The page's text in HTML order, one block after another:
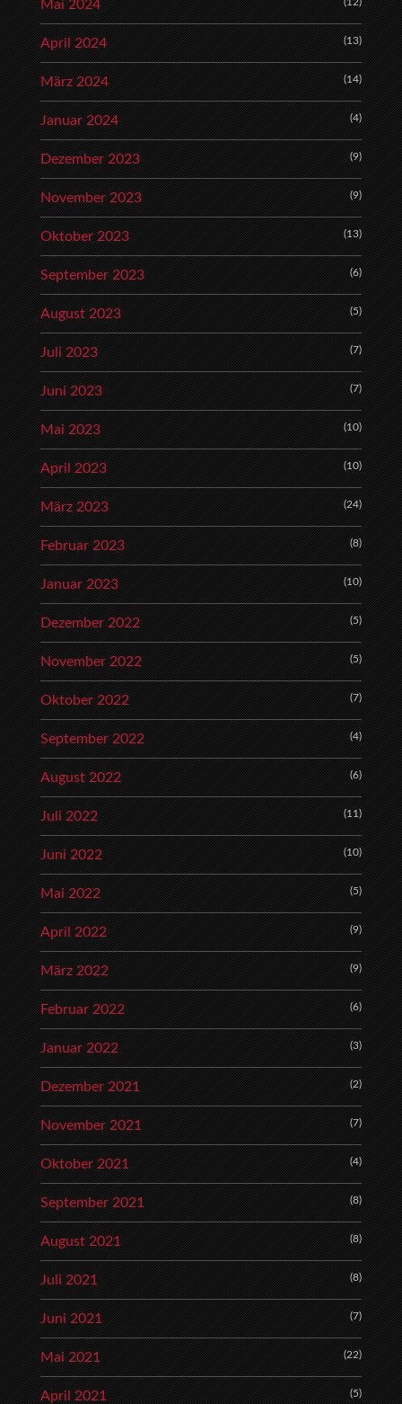
Mai 2024
April 2024 (13)
März 2024 (14)
Januar 2024 (4)
Dezember 2023 (9)
November 2023 (9)
Oktober 2023 (13)
September 2023 (6)
August 2023 (5)
Juli 2023 (7)
Juni 2023 (7)
Mai 2023 (10)
April 2023 (10)
März 2023 (24)
Februar 2023 (8)
Januar 2023 (10)
Dezember 2022 (5)
November 2022 (5)
Oktober 2022 (7)
September 2022 (4)
August 2022 (6)
Juli 2022 (11)
Juni 2022 (10)
Mai 2022 (5)
April 2022 (9)
März 2022 (9)
Februar 2022 (6)
Januar 2022 (3)
Dezember 2021 (2)
November 2021 (7)
Oktober 2021 (4)
September 2021 (8)
August 2021 (8)
Juli 2021 (8)
Juni 2021 (7)
Mai 2021 (22)
April 2021 (5)